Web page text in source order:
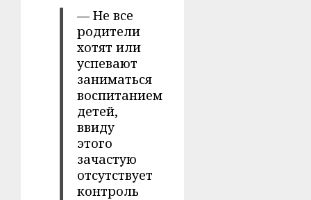
— Не все
родители
хотят или
успевают
заниматься
воспитанием
детей,
ввиду
этого
зачастую
отсутствует
контроль